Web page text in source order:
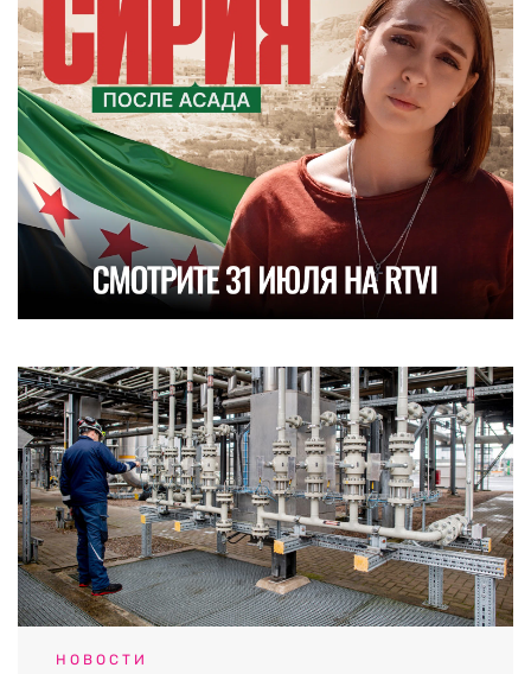
НОВОСТИ